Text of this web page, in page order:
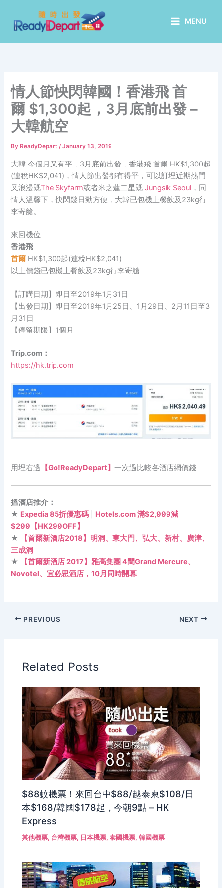
content
MENU
情人節怏閃韓國！香港飛 首
爾 $1,300起，3月底前出發 –
大韓航空
By ReadyDepart/January 13, 2019
大韓 今個月又有平，3月底前出發，香港飛 首爾 HK$1,300起
(連稅HK$2,041)，情人節出發都有得平，可以訂埋近期熱門
又浪漫既The Skyfarm或者米之蓮二星既 Jungsik Seoul ，同
情人溫馨下，快閃幾日勁方便，大韓已包機上餐飲及23kg行
李寄艙。
來回機位
香港飛
首爾 HK$1,300起(連稅HK$2,041)
以上價錢已包機上餐飲及23kg行李寄艙
【訂購日期】即日至2019年1月31日
【出發日期】即日至2019年1月25日、1月29日、2月11日至3
月31日
【停留期限】1個月
Trip.com：
https://hk.trip.com
用埋右邊 【Go!ReadyDepart】一次過比較各酒店網價錢
搵酒店推介：
★ Expedia 85折優惠碼
Hotels.com 滿$2,999減
$299【HK299OFF】
★
【首爾新酒店2018】明洞、東大門、弘大、新村、廣津、
三成洞
★
【首爾新酒店 2017】雅高集團 4間Grand Mercure、
Novotel、宜必思酒店，10月同時開幕
PREVIOUS NEXT
Related Posts
$88蚊機票！來回台中$88/越泰柬$108/日
本$168/韓國$178起，今朝9點 – HK
Express
其他機票, 台灣機票, 日本機票,泰國機票,韓國機票